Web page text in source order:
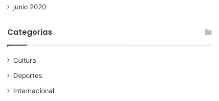
junio 2020
Categorías
Cultura
Deportes
Internacional